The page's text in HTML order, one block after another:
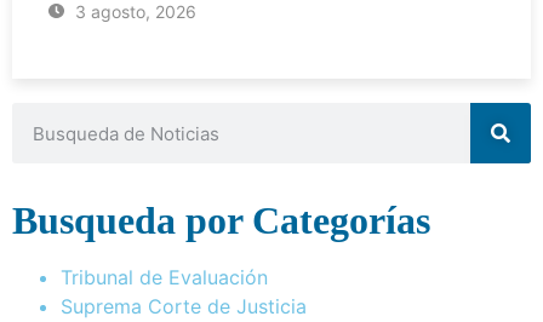
3 agosto, 2026
Busqueda por Categorías
Tribunal de Evaluación
Suprema Corte de Justicia